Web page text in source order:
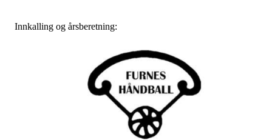
Innkalling og årsberetning: